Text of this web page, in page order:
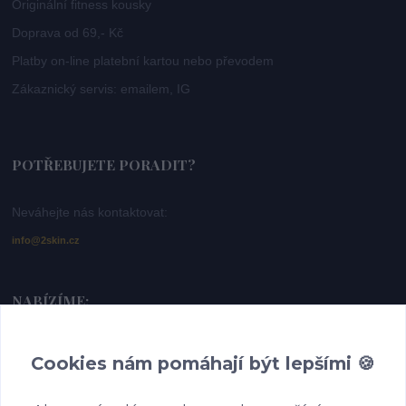
Originální fitness kousky
Doprava od 69,- Kč
Platby on-line platební kartou nebo převodem
Zákaznický servis: emailem, IG
POTŘEBUJETE PORADIT?
Neváhejte nás kontaktovat:
info@2skin.cz
NABÍZÍME:
https://www.2skin.cz/damske-topy-a-tricka
Běžecké doplňky - https://www.2skin.cz/bezecke-doplnky
Cookies nám pomáhají být lepšími 🍪